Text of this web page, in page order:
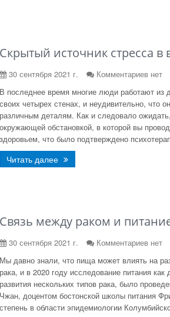
Скрытый источник стресса
30 сентября 2021 г.
Комментариев нет
В последнее время многие люди работают из
своих четырех стенах, и неудивительно, что
различным деталям. Как и следовало
окружающей обстановкой, в которой вы
здоровьем, что было подтверждено
Читать далее
Связь между раком и
30 сентября 2021 г.
Комментариев нет
Мы давно знали, что пища может влиять на
рака, и в 2020 году исследование питания как
развития нескольких типов рака, было
Чжан, доцентом бостонской школы питания
степень в области эпидемиологии